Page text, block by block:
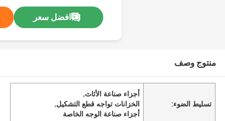
افضل سعر
منتوج وصف
تسليط الضوء:
أجزاء صناعة الأثاث,
الخزانات تواجه قطع التشكيل,
أجزاء صناعة الوجه الخاصة